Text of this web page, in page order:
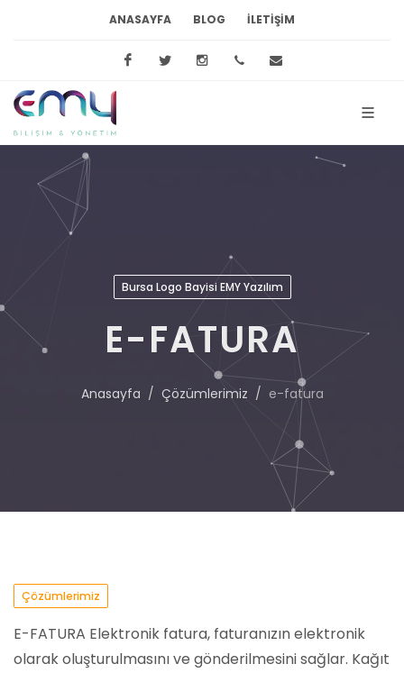
ANASAYFA BLOG İLETIŞIM
FacebookTwitter Instagram0224 448 81 16
Bursa Logo Bayisi EMY Yazılım
E-FATURA
Anasayfa Çözümlerimiz e-fatura
Çözümlerimiz
E-FATURA Elektronik fatura, faturanızın elektronik
olarak oluşturulmasını ve gönderilmesini sağlar. Kağıt